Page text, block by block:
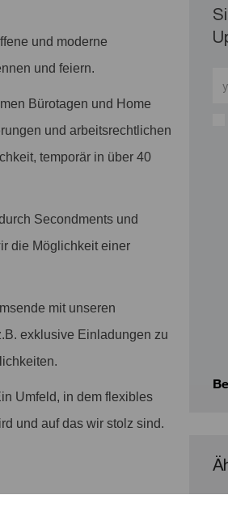
und moderne
und feiern.
Bürotagen und Home
und arbeitsrechtlichen
temporär in über 40
Secondments und
die Möglichkeit einer
mit unseren
exklusive Einladungen zu
Umfeld, in dem flexibles
und auf das wir stolz sind.